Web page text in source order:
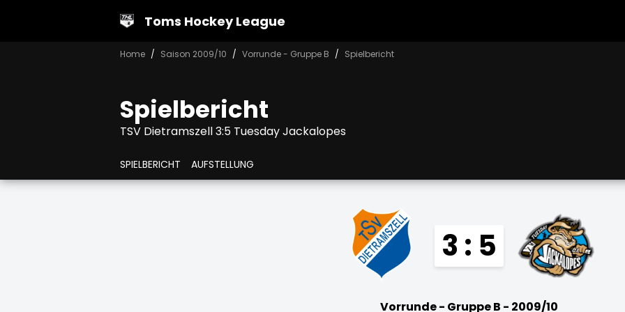
Toms Hockey League
Home Saison 2009/10 Vorrunde - Gruppe B Spielbericht
Spielbericht
TSV Dietramszell 3:5 Tuesday Jackalopes
SPIELBERICHT AUFSTELLUNG
3 : 5
Vorrunde - Gruppe B - 2009/10